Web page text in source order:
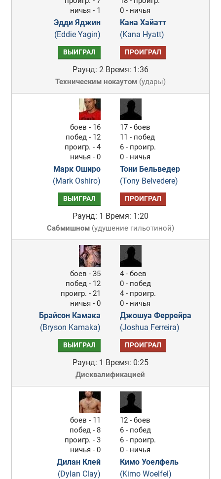
ничья - 1
Эдди Яджин
(Eddie Yagin)
0 - ничья
Кана Хайатт
(Kana Hyatt)
ВЫИГРАЛ ПРОИГРАЛ
Раунд: 2 Время: 1:36
Техническим нокаутом(удары)
боев - 16
побед - 12
проигр. - 4
ничья - 0
Марк Оширо
(Mark Oshiro)
17 - боев
11 - побед
6 - проигр.
0 - ничья
Тони Бельведер
(Tony Belvedere)
ВЫИГРАЛ ПРОИГРАЛ
Раунд: 1 Время: 1:20
Сабмишном(удушение гильотиной)
боев - 35
побед - 12
проигр. - 21
ничья - 0
Брайсон Камака
(Bryson Kamaka)
4 - боев
0 - побед
4 - проигр.
0 - ничья
Джошуа Феррейра
(Joshua Ferreira)
ВЫИГРАЛ ПРОИГРАЛ
Раунд: 1 Время: 0:25
Дисквалификацией
боев - 11
побед - 8
проигр. - 3
ничья - 0
Дилан Клей
(Dylan Clay)
12 - боев
6 - побед
6 - проигр.
0 - ничья
Кимо Уоелфель
(Kimo Woelfel)